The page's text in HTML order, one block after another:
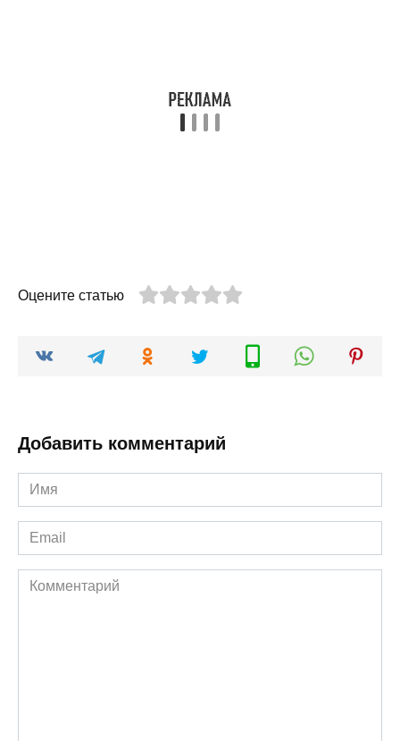
Оцените статью
Добавить комментарий
Имя
*
Email
*
Комментарий